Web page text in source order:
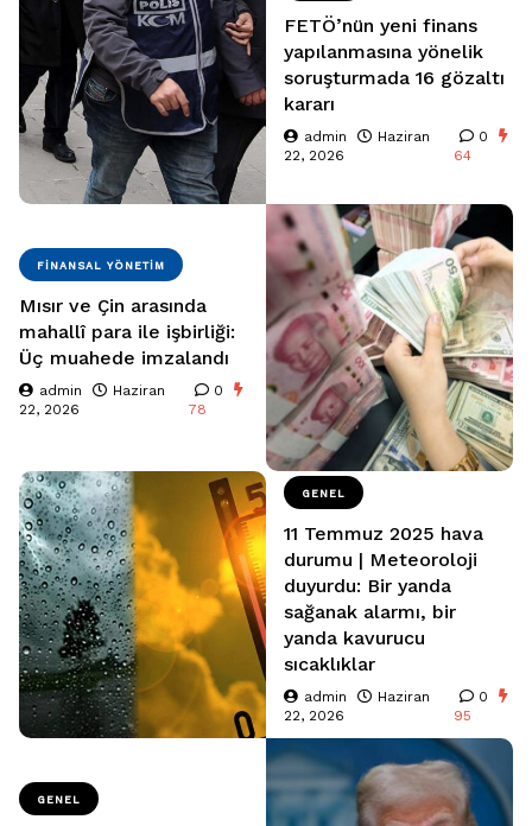
FETÖ’nün yeni finans
yapılanmasına yönelik
soruşturmada 16 gözaltı
kararı
admin
Haziran
22, 2026
0
64
FINANSAL YÖNETIM
Mısır ve Çin arasında
mahallî para ile işbirliği:
Üç muahede imzalandı
admin
Haziran
22, 2026
0
78
GENEL
11 Temmuz 2025 hava
durumu | Meteoroloji
duyurdu: Bir yanda
sağanak alarmı, bir
yanda kavurucu
sıcaklıklar
admin
Haziran
22, 2026
0
95
GENEL